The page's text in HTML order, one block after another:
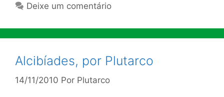
Deixe um comentário
Alcibíades, por Plutarco
14/11/2010 Por Plutarco